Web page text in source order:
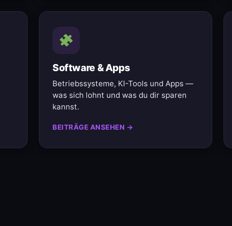
Software & Apps
Betriebssysteme, KI-Tools und Apps —
was sich lohnt und was du dir sparen
kannst.
BEITRÄGE ANSEHEN →